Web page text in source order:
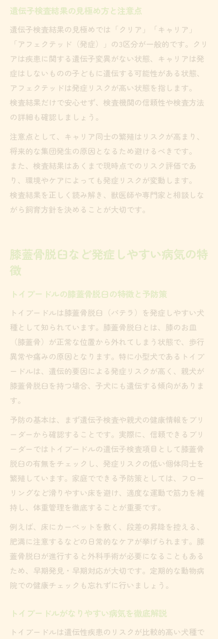
遺伝子検査結果の見極め方と注意点
遺伝子検査結果の見極めでは「クリア」「キャリア」
「アフェクテッド（発症）」の3区分が一般的です。クリ
アは疾患に関する遺伝子変異がない状態、キャリアは発
症はしないものの子どもに遺伝する可能性がある状態、
アフェクテッドは発症リスクが高い状態を指します。
検査結果だけで安心せず、検査機関の信頼性や検査方法
の詳細も確認しましょう。
注意点として、キャリア同士の繁殖はリスクが高まり、
将来的な集団発生の原因となるため避けるべきです。
また、検査結果はあくまで現時点でのリスク評価であ
り、環境やケアによっても発症リスクが変動します。
検査結果を正しく読み解き、獣医師や専門家と相談しな
がら飼育方針を決めることが大切です。
膝蓋骨脱臼など発症しやすい病気の特
徴
トイプードルの膝蓋骨脱臼の特徴と予防策
トイプードルは膝蓋骨脱臼（パテラ）を発症しやすい犬
種として知られています。膝蓋骨脱臼とは、膝のお皿
（膝蓋骨）が正常な位置から外れてしまう状態で、歩行
異常や痛みの原因となります。特に小型犬であるトイプ
ードルは、遺伝的要因による発症リスクが高く、親犬が
膝蓋骨脱臼を持つ場合、子犬にも遺伝する傾向がありま
す。
予防の基本は、まず遺伝子検査や親犬の健康情報をブリ
ーダーから確認することです。実際に、信頼できるブリ
ーダーではトイプードルの遺伝子検査項目として膝蓋骨
脱臼の有無をチェックし、発症リスクの低い個体同士を
繁殖しています。家庭でできる予防策としては、フロー
リングなど滑りやすい床を避け、適度な運動で筋力を維
持し、体重管理を徹底することが重要です。
例えば、床にカーペットを敷く、段差の昇降を控える、
肥満に注意するなどの日常的なケアが挙げられます。膝
蓋骨脱臼が進行すると外科手術が必要になることもある
ため、早期発見・早期対応が大切です。定期的な動物病
院での健康チェックも忘れずに行いましょう。
トイプードルがなりやすい病気を徹底解説
トイプードルは遺伝性疾患のリスクが比較的高い犬種で